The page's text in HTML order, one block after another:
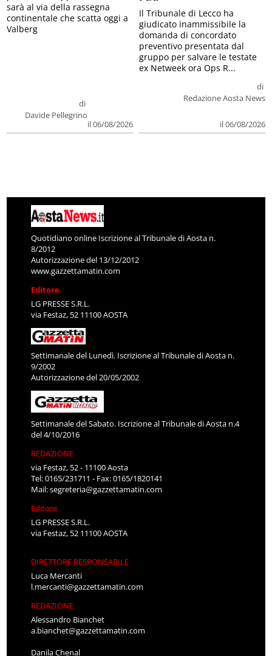
di
Davide Pellegrino
il 06/08/2026
sarà al via della rassegna
continentale che scatta oggi a
Valberg
di
Redazione Aosta News
il 06/08/2026
Il Tribunale di Lecco ha
giudicato inammissibile la
domanda di concordato
preventivo presentata dal
gruppo per salvare le testate
ex Netweek ora Ops R...
Quotidiano online Iscrizione al Tribunale di Aosta n.
8/2012
Autorizzazione del 13/12/2012
www.gazzettamatin.com
Editore
LG PRESSE S.R.L.
via Festaz, 52 11100 AOSTA
Settimanale del Lunedì. Iscrizione al Tribunale di Aosta n.
9/2002
Autorizzazione del 20/05/2002
Settimanale del Sabato. Iscrizione al Tribunale di Aosta n.4
del 4/10/2016
REDAZIONE
via Festaz, 52 - 11100 Aosta
Tel: 0165/231711 - Fax: 0165/1820141
Mail:segreteria@gazzettamatin.com
Editore
LG PRESSE S.R.L.
via Festaz, 52 11100 AOSTA
DIRETTORE RESPONSABILE
Luca Mercanti
l.mercanti@gazzettamatin.com
REDAZIONE
Alessandro Bianchet
a.bianchet@gazzettamatin.com
Danila Chenal